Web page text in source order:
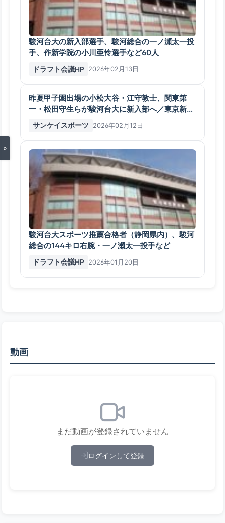
»
駿河台大の新入部選手、駿河総合の一ノ瀬太一投
手、作新学院の小川亜怜選手など60人
ドラフト会議HP 2026年02月13日
昨夏甲子園出場の小松大谷・江守敦士、関東第
一・松田守生らが駿河台大に新入部へ／東京新大
学
サンケイスポーツ 2026年02月12日
駿河台大スポーツ推薦合格者（静岡県内）、駿河
総合の144キロ右腕・一ノ瀬太一投手など
ドラフト会議HP 2026年01月20日
動画
まだ動画が登録されていません
ログインして登録